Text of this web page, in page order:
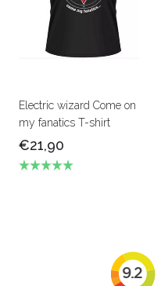
Electric wizard Come on
my fanatics T-shirt
€21,90